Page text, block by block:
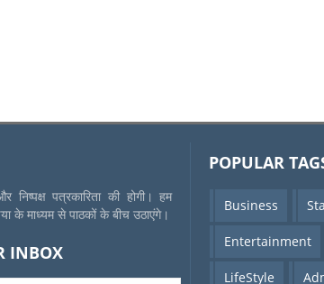
पत्रकारिता की होगी। हम
के माध्यम से पाठकों के बीच उठाएंगे।
INBOX
POPULAR
Business
Entertainment
LifeStyle